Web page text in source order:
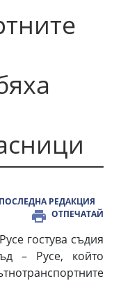
ПОСЛЕДНА РЕДАКЦИЯ
ОТПЕЧАТАЙ
гостува съдия
– Русе, който